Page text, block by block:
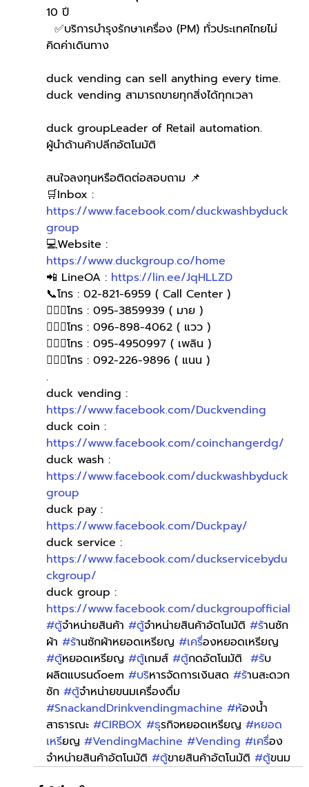
10 ปี
✅บริการบำรุงรักษาเครื่อง (PM) ทั่วประเทศไทยไม่
คิดค่าเดินทาง
duck vending can sell anything every time.
duck vending สามารถขายทุกสิ่งได้ทุกเวลา
duck groupLeader of Retail automation.
ผู้นำด้านค้าปลีกอัตโนมัติ
สนใจลงทุนหรือติดต่อสอบถาม 📌
🛒Inbox :
https://www.facebook.com/duckwashbyduck
group
💻Website :
https://www.duckgroup.co/home
📲 LineOA : https://lin.ee/JqHLLZD
📞โทร : 02-821-6959 ( Call Center )
🙋🏻‍♀️โทร : 095-3859939 ( มาย )
🙋🏻‍♀โทร : 096-898-4062 ( แวว )
🙋🏻‍♀โทร : 095-4950997 ( เพลิน )
🙋🏻‍♀️โทร : 092-226-9896 ( แนน )
.
duck vending :
https://www.facebook.com/Duckvending
duck coin :
https://www.facebook.com/coinchangerdg/
duck wash :
https://www.facebook.com/duckwashbyduck
group
duck pay :
https://www.facebook.com/Duckpay/
duck service :
https://www.facebook.com/duckservicebydu
ckgroup/
duck group :
https://www.facebook.com/duckgroupofficial
#ตู้จำหน่ายสินค้า #ตู้จำหน่ายสินค้าอัตโนมัติ #ร้านซัก
ผ้า #ร้านซักผ้าหยอดเหรียญ #เครื่องหยอดเหรียญ
#ตู้หยอดเหรียญ #ตู้เกมส์ #ตู้กดอัตโนมัติ #รับ
ผลิตแบรนด์oem #บริหารจัดการเงินสด #ร้านสะดวก
ซัก #ตู้จำหน่ายขนมเครื่องดื่ม
#SnackandDrinkvendingmachine #ห้องน้ำ
สาธารณะ #CIRBOX #ธุรกิจหยอดเหรียญ #หยอด
เหรียญ #VendingMachine #Vending #เครื่อง
จำหน่ายสินค้าอัตโนมัติ #ตู้ขายสินค้าอัตโนมัติ #ตู้ขนม